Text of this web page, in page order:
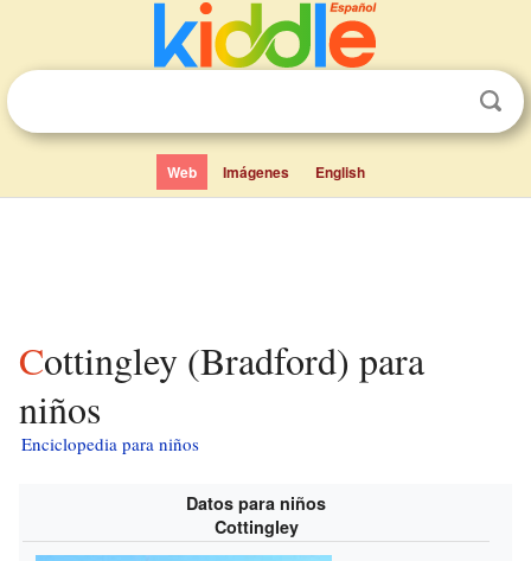
Web Imágenes English
Cottingley (Bradford) para
niños
Enciclopedia para niños
Datos para niños
Cottingley